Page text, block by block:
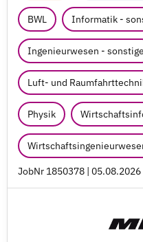
BWL Informatik -
Ingenieurwesen - sonstige
Luft- und
Physik
JobNr 1850378 | 05.08.2026